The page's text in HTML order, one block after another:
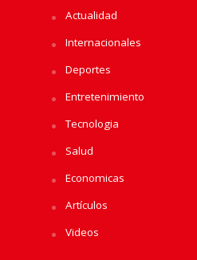
Actualidad
Internacionales
Deportes
Entretenimiento
Tecnologia
Salud
Economicas
Artículos
Videos